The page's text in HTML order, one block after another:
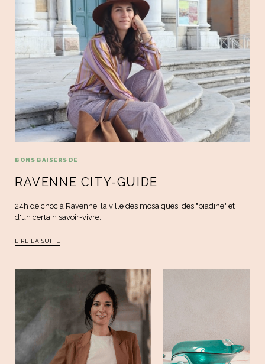
BONS BAISERS DE
RAVENNE CITY-GUIDE
24h de choc à Ravenne, la ville des mosaïques, des "piadine" et
d'un certain savoir-vivre.
LIRE LA SUITE